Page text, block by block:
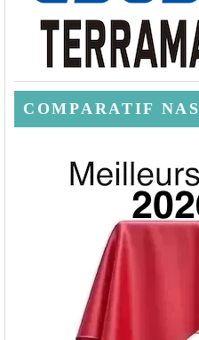
COMPARATIF NAS